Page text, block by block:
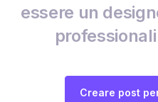
essere un
Creare post